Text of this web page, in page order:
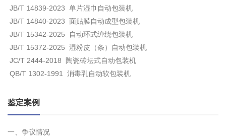
JB/T 14839-2023 单片湿巾自动包装机
JB/T 14840-2023 面贴膜自动成型包装机
JB/T 15342-2025 自动环式缠绕包装机
JB/T 15372-2025 湿粉皮（条）自动包装机
JC/T 2444-2018 陶瓷砖坛式自动包装机
QB/T 1302-1991 消毒乳自动软包装机
鉴定案例
一、争议情况